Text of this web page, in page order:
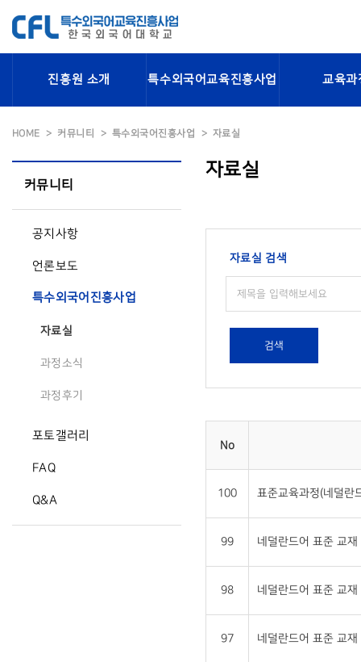
진흥원 소개 특수외국어교육진흥사업 교육과
HOME 커뮤니티 특수외국어진흥사업 자료실
커뮤니티
공지사항
언론보도
특수외국어진흥사업
자료실
과정소식
과정후기
포토갤러리
FAQ
Q&A
자료실
자료실 검색
검색
No
100 표준교육과정(네덜란
99 네덜란드어 표준 교
98 네덜란드어 표준 교
97 네덜란드어 표준 교